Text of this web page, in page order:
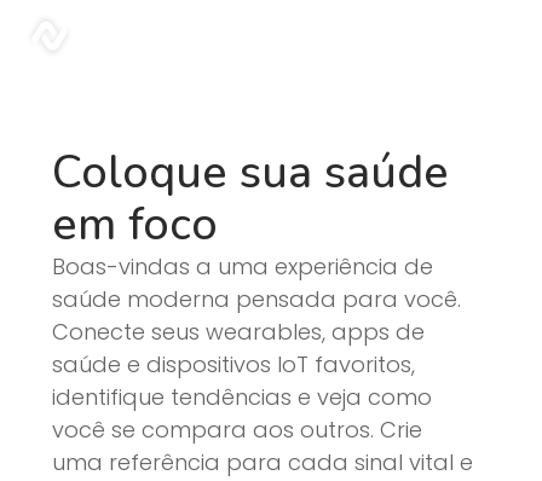
Coloque sua saúde
em foco
Boas-vindas a uma experiência de
saúde moderna pensada para você.
Conecte seus wearables, apps de
saúde e dispositivos IoT favoritos,
identifique tendências e veja como
você se compara aos outros. Crie
uma referência para cada sinal vital e